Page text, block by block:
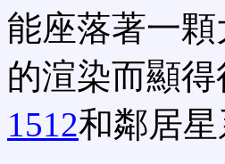
能座落著一顆
的渲染而顯
1512和鄰居星